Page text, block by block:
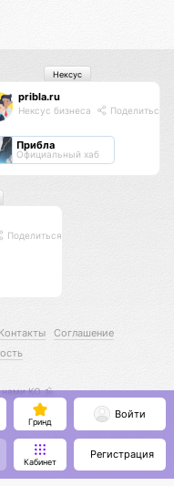
pribla.ru
Нексус бизнеса Поделиться
Прибла
Официальный хаб
Нексус
Поделиться
Контакты
Соглашение
нами КО 🕉️
Гринд
Кабинет
Войти
Регистрация